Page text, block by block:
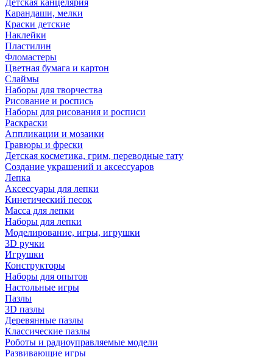
Детская канцелярия
Карандаши, мелки
Краски детские
Наклейки
Пластилин
Фломастеры
Цветная бумага и картон
Слаймы
Наборы для творчества
Рисование и роспись
Наборы для рисования и росписи
Раскраски
Аппликации и мозаики
Гравюры и фрески
Детская косметика, грим, переводные тату
Создание украшений и аксессуаров
Лепка
Аксессуары для лепки
Кинетический песок
Масса для лепки
Наборы для лепки
Моделирование, игры, игрушки
3D ручки
Игрушки
Конструкторы
Наборы для опытов
Настольные игры
Пазлы
3D пазлы
Деревянные пазлы
Классические пазлы
Роботы и радиоуправляемые модели
Развивающие игры